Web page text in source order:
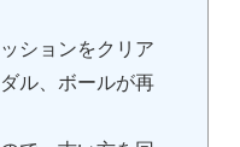
ションをクリア
ル、ボールが再